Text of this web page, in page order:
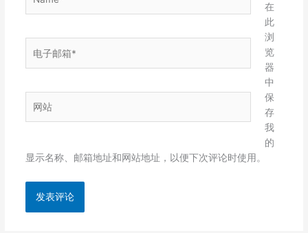
子
箱
站
在
此
浏
览
器
中
保
存
我
的
显示名称、邮箱地址和网站地址，以便下次评论时使用。